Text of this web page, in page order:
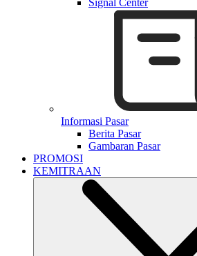
Signal Center
Informasi Pasar
Berita Pasar
Gambaran Pasar
PROMOSI
KEMITRAAN